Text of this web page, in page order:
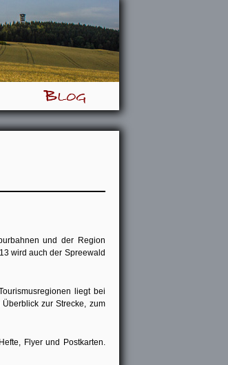
Blog
und der Region
wird auch der Spreewald
liegt bei
zur Strecke, zum
Flyer und Postkarten.